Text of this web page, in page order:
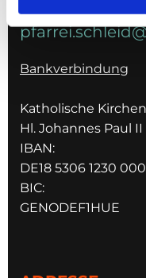
Bankverbindung
Katholische
Hl. Johannes Paul II
IBAN:
DE18 5306 1230
BIC:
GENODEF1HUE